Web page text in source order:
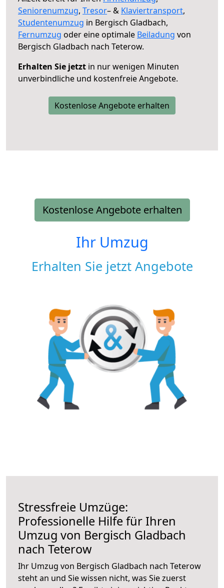
Seniorenumzug, Tresor– & Klaviertransport,
Studentenumzug in Bergisch Gladbach,
Fernumzug oder eine optimale Beiladung von
Bergisch Gladbach nach Teterow.
Erhalten Sie jetzt in nur wenigen Minuten
unverbindliche und kostenfreie Angebote.
Kostenlose Angebote erhalten
Kostenlose Angebote erhalten
Ihr Umzug
Erhalten Sie jetzt Angebote
Stressfreie Umzüge:
Professionelle Hilfe für Ihren
Umzug von Bergisch Gladbach
nach Teterow
Ihr Umzug von Bergisch Gladbach nach Teterow
steht an und Sie wissen nicht, was Sie zuerst